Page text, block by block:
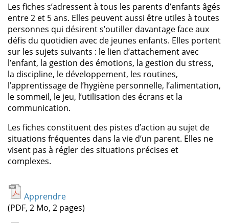
Les fiches s’adressent à tous les parents d’enfants âgés
entre 2 et 5 ans. Elles peuvent aussi être utiles à toutes
personnes qui désirent s’outiller davantage face aux
défis du quotidien avec de jeunes enfants. Elles portent
sur les sujets suivants : le lien d’attachement avec
l’enfant, la gestion des émotions, la gestion du stress,
la discipline, le développement, les routines,
l’apprentissage de l’hygiène personnelle, l’alimentation,
le sommeil, le jeu, l’utilisation des écrans et la
communication.
Les fiches constituent des pistes d’action au sujet de
situations fréquentes dans la vie d’un parent. Elles ne
visent pas à régler des situations précises et
complexes.
Apprendre
(PDF, 2 Mo, 2 pages)